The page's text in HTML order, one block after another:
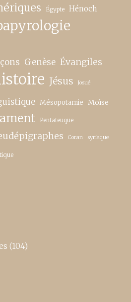
Égypte Hénoch
Genèse Évangiles
Jésus Josué
Mésopotamie Moïse
Pentateuque
Coran syriaque
(104)